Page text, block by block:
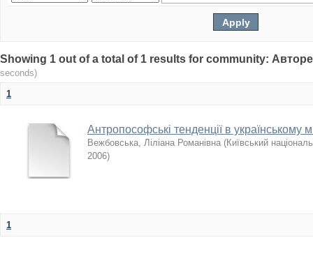
Showing 1 out of a total of 1 results for community:
seconds)
1
Антропософські тенденції в українському
Вежбовська, Ліліана Романівна (Київський
2006)
1